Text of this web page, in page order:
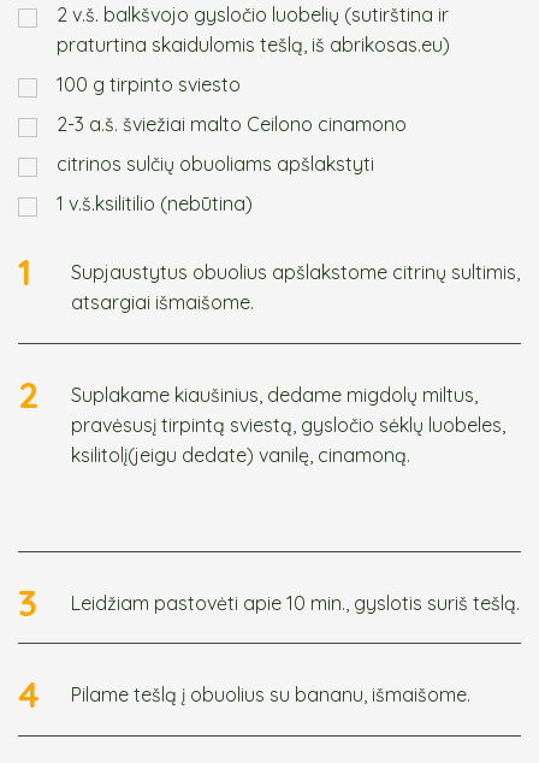
2 v.š. balkšvojo gysločio luobelių (sutirština ir
praturtina skaidulomis tešlą, iš abrikosas.eu)
100 g tirpinto sviesto
2-3 a.š. šviežiai malto Ceilono cinamono
citrinos sulčių obuoliams apšlakstyti
1 v.š.ksilitilio (nebūtina)
1
Supjaustytus obuolius apšlakstome citrinų sultimis,
atsargiai išmaišome.
2
Suplakame kiaušinius, dedame migdolų miltus,
pravėsusį tirpintą sviestą, gysločio sėklų luobeles,
ksilitolį(jeigu dedate) vanilę, cinamoną.
3 Leidžiam pastovėti apie 10 min., gyslotis suriš tešlą.
4 Pilame tešlą į obuolius su bananu, išmaišome.